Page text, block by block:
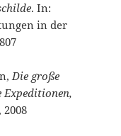
. In:
in der
Die große
Expeditionen,